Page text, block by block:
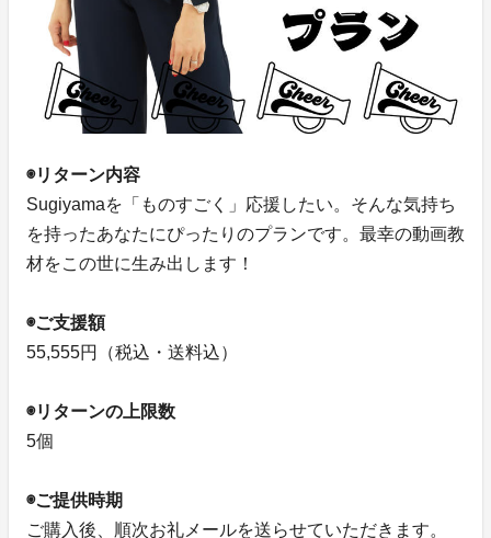
◉リターン内容
Sugiyamaを「ものすごく」応援したい。そんな気持ち
を持ったあなたにぴったりのプランです。最幸の動画教
材をこの世に生み出します！
◉ご支援額
55,555円（税込・送料込）
◉リターンの上限数
5個
◉ご提供時期
ご購入後、順次お礼メールを送らせていただきます。